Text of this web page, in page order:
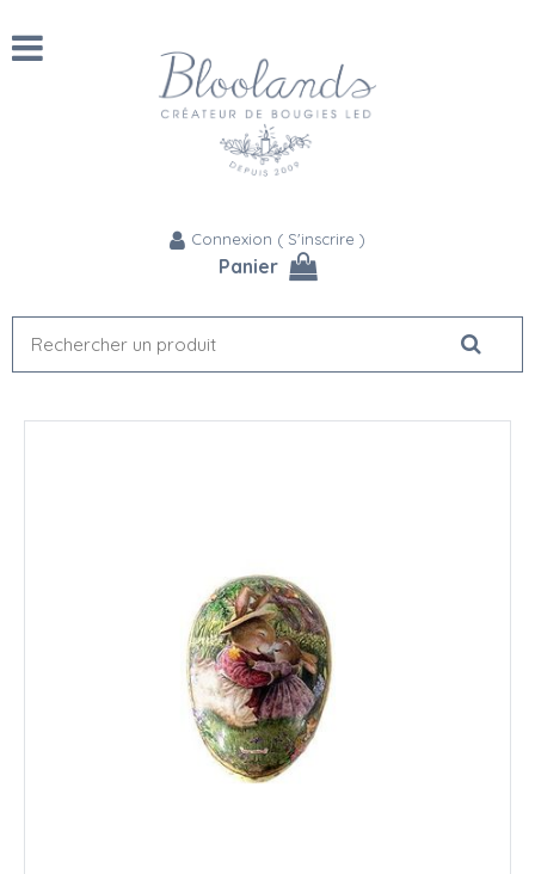
Connexion ( S'inscrire )
Panier